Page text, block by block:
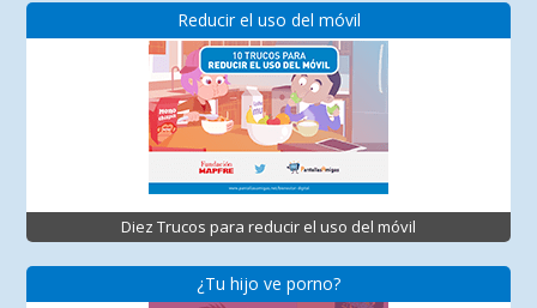
Reducir el uso del móvil
Diez Trucos para reducir el uso del móvil
¿Tu hijo ve porno?